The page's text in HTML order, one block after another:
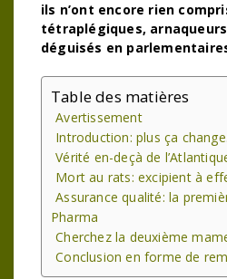
ils n’ont encore rien
tétraplégiques,
déguisés en
Table des matières
Avertissement
Introduction: plus ça
Vérité en-deçà de
Mort au rats: excipient à
Assurance qualité: la
Pharma
Cherchez la deuxième
Conclusion en forme de